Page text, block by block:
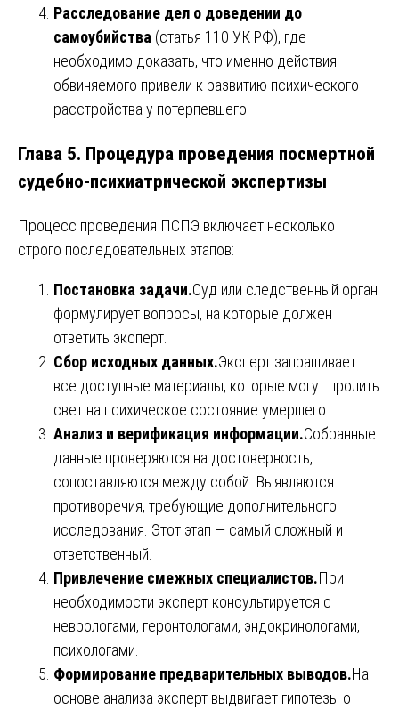
Расследование дел о доведении до
самоубийства (статья 110 УК РФ), где
необходимо доказать, что именно действия
обвиняемого привели к развитию психического
расстройства у потерпевшего.
Глава 5. Процедура проведения посмертной
судебно-психиатрической экспертизы
Процесс проведения ПСПЭ включает несколько
строго последовательных этапов:
Постановка задачи.Суд или следственный орган
формулирует вопросы, на которые должен
ответить эксперт.
Сбор исходных данных.Эксперт запрашивает
все доступные материалы, которые могут пролить
свет на психическое состояние умершего.
Анализ и верификация информации.Собранные
данные проверяются на достоверность,
сопоставляются между собой. Выявляются
противоречия, требующие дополнительного
исследования. Этот этап — самый сложный и
ответственный.
Привлечение смежных специалистов.При
необходимости эксперт консультируется с
неврологами, геронтологами, эндокринологами,
психологами.
Формирование предварительных выводов.На
основе анализа эксперт выдвигает гипотезы о